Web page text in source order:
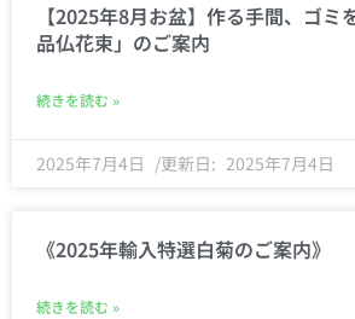
【2025年8月お盆】作る手間、ゴミ
品仏花束」のご案内
続きを読む »
2025年7月4日 2025年7月4日
《2025年輸入特選白菊のご案内》
続きを読む »